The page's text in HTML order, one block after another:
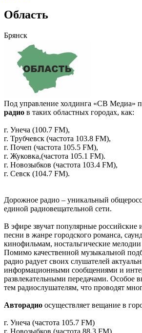
Область
Брянск
Под управление холдинга «СВ Медиа»
радио в таких областных городах, как:
г. Унеча (100.7 FM),
г. Трубчевск (частота 103.8 FM),
г. Почеп (частота 105.5 FM),
г. Жуковка,(частота 105.1 FM).
г. Новозыбков (частота 103.4 FM),
г. Севск (104.7 FM).
Дорожное радио – уникальный
единой радиовещательной сети.
В эфире звучат популярные российские
песни в жанре городского романса,
кинофильмам, ностальгические
Помимо качественной музыкальной
радио радует своих слушателей
информационными сообщениями и
развлекательными передачами. Особое
тем радиослушателям, что проводят
Авторадио осуществляет вещание в
г. Унеча (частота 105.7 FM)